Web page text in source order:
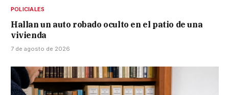
POLICIALES
Hallan un auto robado oculto en el patio de una
vivienda
7 de agosto de 2026